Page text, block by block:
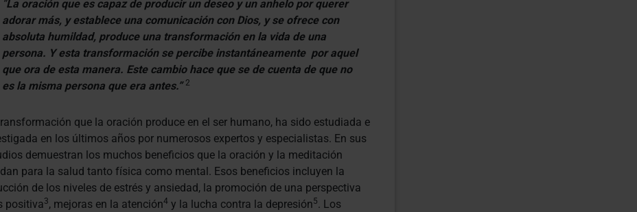
“La oración que es capaz de producir un deseo y un anhelo por querer
adorar más, y establece una comunicación con Dios, y se ofrece con
absoluta humildad, produce una transformación en la vida de una
persona. Y esta transformación se percibe instantáneamente por aquel
que ora de esta manera. Este cambio hace que se de cuenta de que no
es la misma persona que era antes.” 2
que la oración produce en el ser humano, ha sido estudiada e
en los últimos años por numerosos expertos y especialistas. En sus
demuestran los muchos beneficios que la oración y la meditación
para la salud tanto física como mental. Esos beneficios incluyen la
de los niveles de estrés y ansiedad, la promoción de una perspectiva
positiva3, mejoras en la atención4 y la lucha contra la depresión5. Los